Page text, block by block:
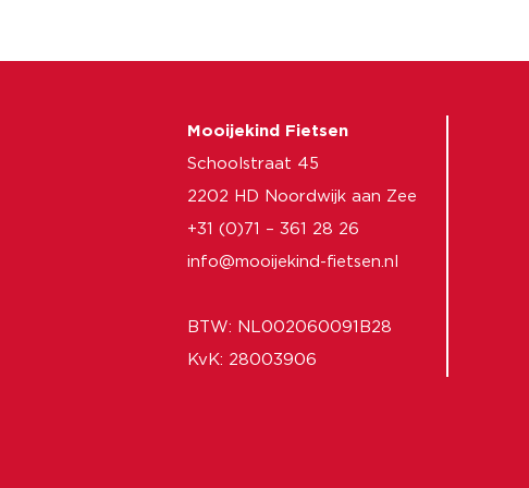
Mooijekind Fietsen
Schoolstraat 45
2202 HD Noordwijk aan Zee
+31 (0)71 – 361 28 26
info@mooijekind-fietsen.nl
BTW: NL002060091B28
KvK: 28003906